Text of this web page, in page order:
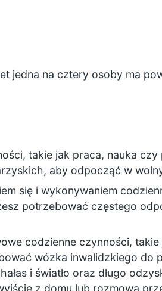
jedna na cztery osoby ma
takie jak praca, nauka czy
aby odpocząć w
się i wykonywaniem
potrzebować częstego
codzienne czynności, takie
wózka inwalidzkiego do
i światło oraz długo